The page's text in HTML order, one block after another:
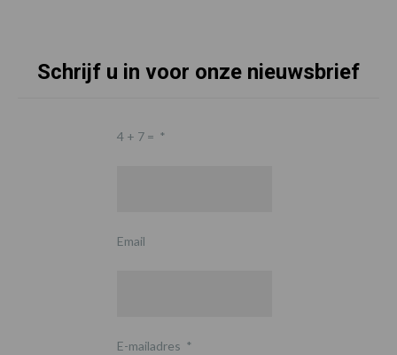
Schrijf u in voor onze nieuwsbrief
4 + 7 = *
Email
E-mailadres *